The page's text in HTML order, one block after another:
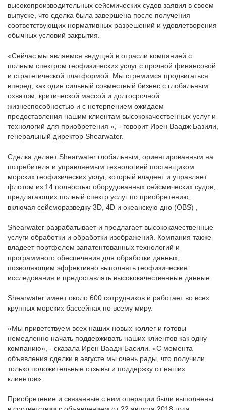
высокопроизводительных сейсмических судов заявил в своем
выпуске, что сделка была завершена после получения
соответствующих нормативных разрешений и удовлетворения
обычных условий закрытия.
«Сейчас мы являемся ведущей в отрасли компанией с
полным спектром геофизических услуг с прочной финансовой
и стратегической платформой. Мы стремимся продвигаться
вперед, как один сильный совместный бизнес с глобальным
охватом, критической массой и долгосрочной
жизнеспособностью и с нетерпением ожидаем
предоставления нашим клиентам высококачественных услуг и
технологий для приобретения », - говорит Ирен Ваадж Базили,
генеральный директор Shearwater.
Сделка делает Shearwater глобальным, ориентированным на
потребителя и управляемым технологией поставщиком
морских геофизических услуг, который владеет и управляет
флотом из 14 полностью оборудованных сейсмических судов,
предлагающих полный спектр услуг по приобретению,
включая сейсморазведку 3D, 4D и океанскую дно (OBS) ,
Shearwater разрабатывает и предлагает высококачественные
услуги обработки и обработки изображений. Компания также
владеет портфелем запатентованных технологий и
программного обеспечения для обработки данных,
позволяющим эффективно выполнять геофизические
исследования и предоставлять высококачественные данные.
Shearwater имеет около 600 сотрудников и работает во всех
крупных морских бассейнах по всему миру.
«Мы приветствуем всех наших новых коллег и готовы
немедленно начать поддерживать наших клиентов как одну
компанию», - сказала Ирен Ваадж Басили. «С момента
объявления сделки в августе мы очень рады, что получили
только положительные отзывы и поддержку от наших
клиентов».
Приобретение и связанные с ним операции были выполнены